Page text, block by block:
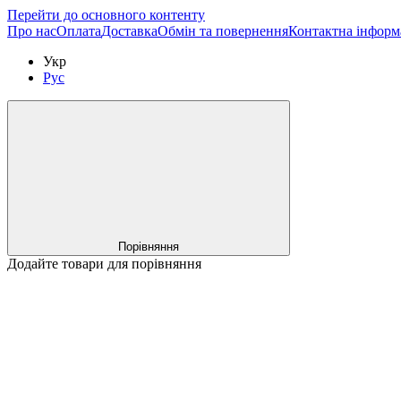
Перейти до основного контенту
Про насОплатаДоставкаОбмін та поверненняКонтактна
Укр
Рус
Порівняння
Додайте товари для порівняння